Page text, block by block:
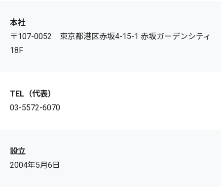
本社
〒107-0052 東京都港区赤坂4-15-1 赤坂ガーデンシティ
18F
TEL（代表）
03-5572-6070
設立
2004年5月6日